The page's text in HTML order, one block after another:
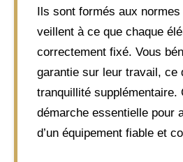
Ils sont formés aux
veillent à ce que chaque
correctement fixé. Vous
garantie sur leur travail, ce
tranquillité supplémentaire.
démarche essentielle pour
d’un équipement fiable et